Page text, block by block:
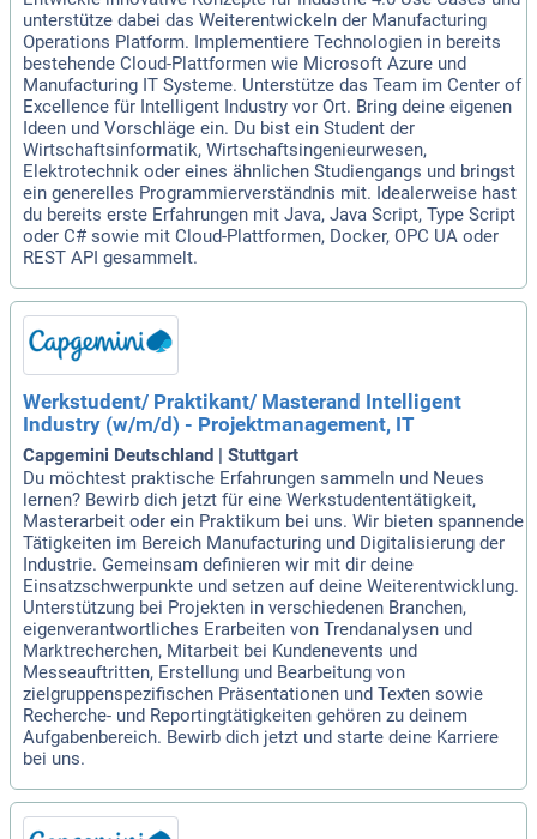
unterstütze dabei das Weiterentwickeln der Manufacturing
Operations Platform. Implementiere Technologien in bereits
bestehende Cloud-Plattformen wie Microsoft Azure und
Manufacturing IT Systeme. Unterstütze das Team im Center of
Excellence für Intelligent Industry vor Ort. Bring deine eigenen
Ideen und Vorschläge ein. Du bist ein Student der
Wirtschaftsinformatik, Wirtschaftsingenieurwesen,
Elektrotechnik oder eines ähnlichen Studiengangs und bringst
ein generelles Programmierverständnis mit. Idealerweise hast
du bereits erste Erfahrungen mit Java, Java Script, Type Script
oder C# sowie mit Cloud-Plattformen, Docker, OPC UA oder
REST API gesammelt.
Werkstudent/ Praktikant/ Masterand Intelligent
Industry (w/m/d) - Projektmanagement, IT
Capgemini Deutschland | Stuttgart
Du möchtest praktische Erfahrungen sammeln und Neues
lernen? Bewirb dich jetzt für eine Werkstudententätigkeit,
Masterarbeit oder ein Praktikum bei uns. Wir bieten spannende
Tätigkeiten im Bereich Manufacturing und Digitalisierung der
Industrie. Gemeinsam definieren wir mit dir deine
Einsatzschwerpunkte und setzen auf deine Weiterentwicklung.
Unterstützung bei Projekten in verschiedenen Branchen,
eigenverantwortliches Erarbeiten von Trendanalysen und
Marktrecherchen, Mitarbeit bei Kundenevents und
Messeauftritten, Erstellung und Bearbeitung von
zielgruppenspezifischen Präsentationen und Texten sowie
Recherche- und Reportingtätigkeiten gehören zu deinem
Aufgabenbereich. Bewirb dich jetzt und starte deine Karriere
bei uns.